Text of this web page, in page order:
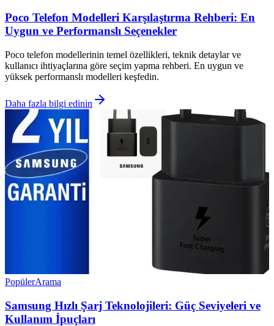
Poco Telefon Modelleri Karşılaştırma Rehberi: En
Uygun ve Performanslı Seçenekler
Poco telefon modellerinin temel özellikleri, teknik detaylar ve
kullanıcı ihtiyaçlarına göre seçim yapma rehberi. En uygun ve
yüksek performanslı modelleri keşfedin.
Daha fazla bilgi edinin
PopülerArama
Samsung Hızlı Şarj Teknolojileri: Güç Seviyeleri ve
Kullanım İpuçları